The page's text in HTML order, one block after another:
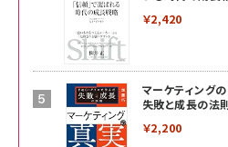
￥2,420
マーケティング
失敗と成長の法
￥2,200